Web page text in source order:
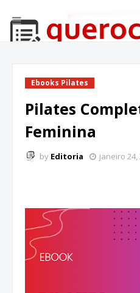
Ebooks Pilates
Pilates
Feminina
by Editoria janeiro 24,